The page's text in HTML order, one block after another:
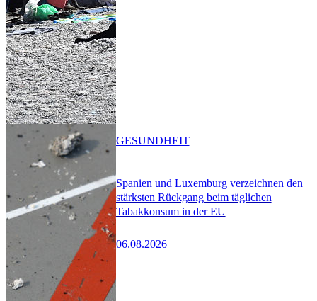
Spanien und Luxemburg verzeichnen den
stärksten Rückgang beim täglichen
Tabakkonsum in der EU
06.08.2026
GESUNDHEIT